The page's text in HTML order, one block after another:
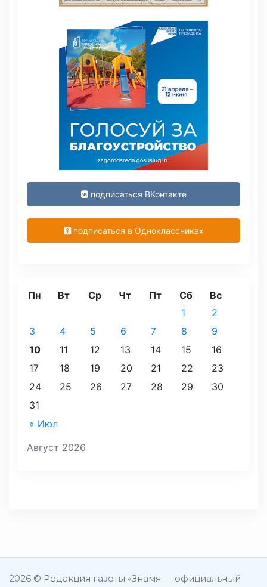
подписаться ВКонтакте
подписаться в Одноклассниках
Август 2026
Пн Вт Ср Чт Пт Сб Вс
« Июл
1
2
3
4 5 6 7 8
9
10
11 12 13 14 15
16
17
18 19 20 21 22
23
24
25 26 27 28 29
30
31
2026 © Редакция газеты «Знамя — официальный